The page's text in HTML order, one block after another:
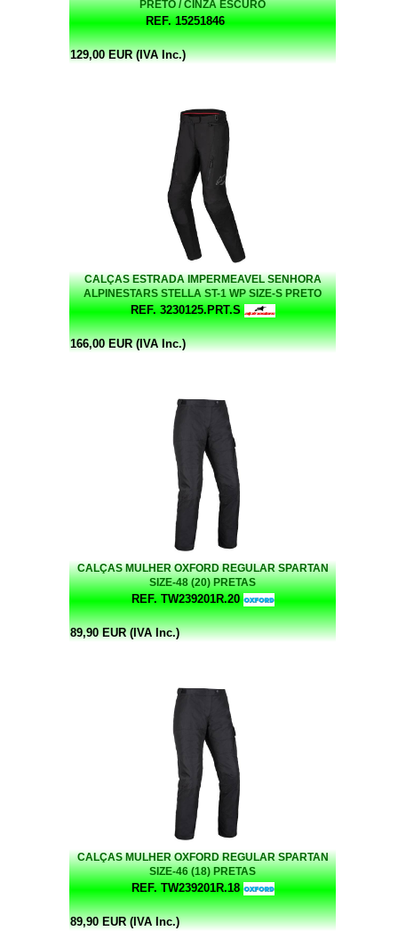
PRETO / CINZA ESCURO
REF. 15251846
129,00 EUR (IVA Inc.)
CALÇAS ESTRADA IMPERMEAVEL SENHORA
ALPINESTARS STELLA ST-1 WP SIZE-S PRETO
REF. 3230125.PRT.S
166,00 EUR (IVA Inc.)
CALÇAS MULHER OXFORD REGULAR SPARTAN
SIZE-48 (20) PRETAS
REF. TW239201R.20
89,90 EUR (IVA Inc.)
CALÇAS MULHER OXFORD REGULAR SPARTAN
SIZE-46 (18) PRETAS
REF. TW239201R.18
89,90 EUR (IVA Inc.)